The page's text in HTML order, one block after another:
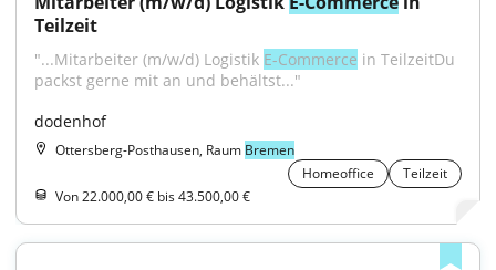
Teilzeit
"...Mitarbeiter (m/w/d) Logistik E-Commerce in TeilzeitDu
packst gerne mit an und behältst..."
dodenhof
Ottersberg-Posthausen, Raum Bremen
Homeoffice
Teilzeit
Von 22.000,00 € bis 43.500,00 €